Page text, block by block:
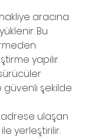
aracına
Bu
yapılır.
güvenli şekilde
adrese ulaşan
yerleştirilir.